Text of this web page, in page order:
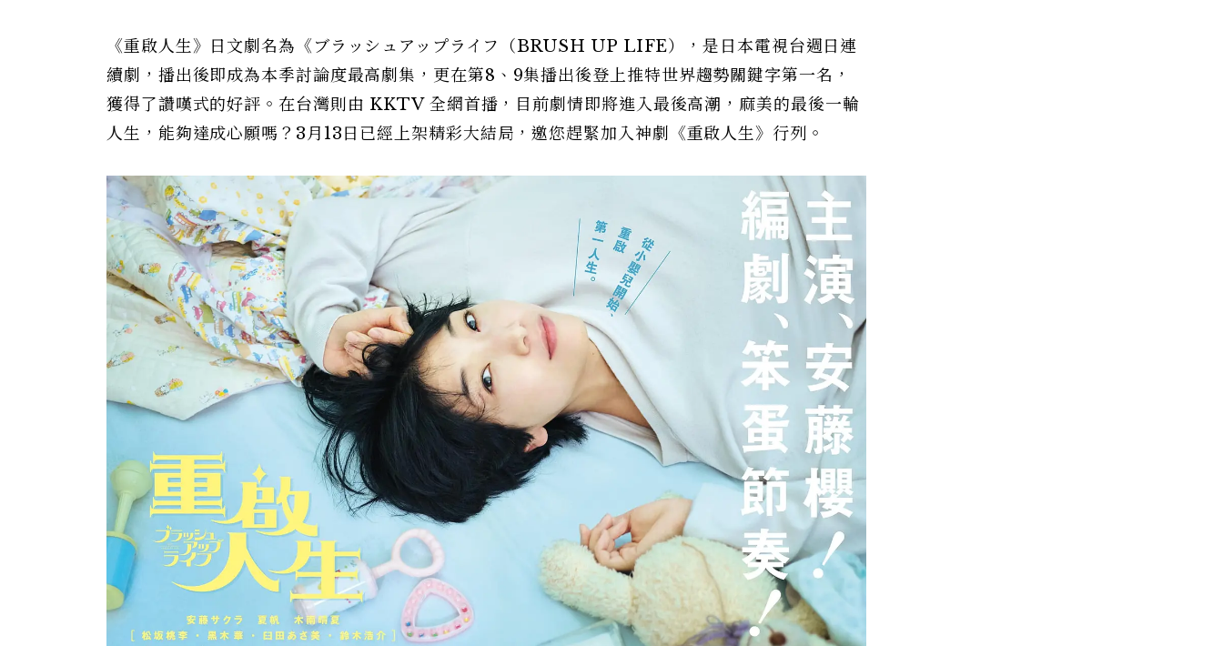
《重啟人生》日文劇名為《ブラッシュアップライフ（BRUSH UP LIFE），是日本電視台週日連
續劇，播出後即成為本季討論度最高劇集，更在第8、9集播出後登上推特世界趨勢關鍵字第一名，
獲得了讚嘆式的好評。在台灣則由 KKTV 全網首播，目前劇情即將進入最後高潮，麻美的最後一輪
人生，能夠達成心願嗎？3月13日已經上架精彩大結局，邀您趕緊加入神劇《重啟人生》行列。